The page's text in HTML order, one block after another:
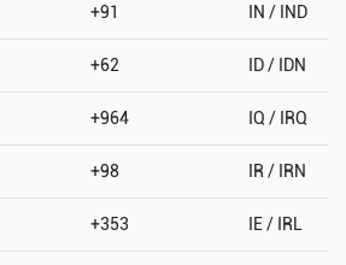
+91 IN / IND
+62 ID / IDN
+964 IQ / IRQ
+98 IR / IRN
+353 IE / IRL